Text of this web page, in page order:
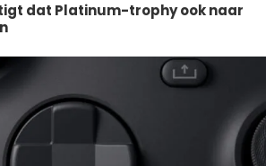
dat Platinum-trophy ook naar